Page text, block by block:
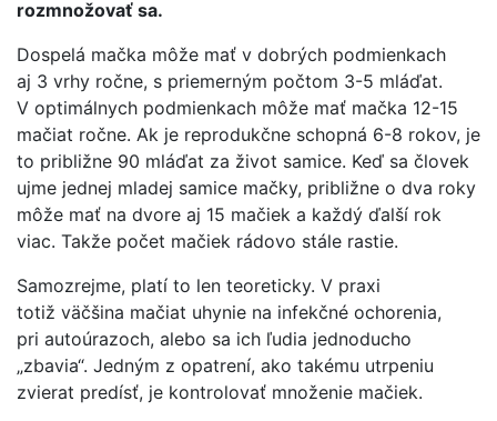
rozmnožovať sa.
Dospelá mačka môže mať v dobrých podmienkach
aj 3 vrhy ročne, s priemerným počtom 3-5 mláďat.
V optimálnych podmienkach môže mať mačka 12-15
mačiat ročne. Ak je reprodukčne schopná 6-8 rokov, je
to približne 90 mláďat za život samice. Keď sa človek
ujme jednej mladej samice mačky, približne o dva roky
môže mať na dvore aj 15 mačiek a každý ďalší rok
viac. Takže počet mačiek rádovo stále rastie.
Samozrejme, platí to len teoreticky. V praxi
totiž väčšina mačiat uhynie na infekčné ochorenia,
pri autoúrazoch, alebo sa ich ľudia jednoducho
„zbavia“. Jedným z opatrení, ako takému utrpeniu
zvierat predísť, je kontrolovať množenie mačiek.